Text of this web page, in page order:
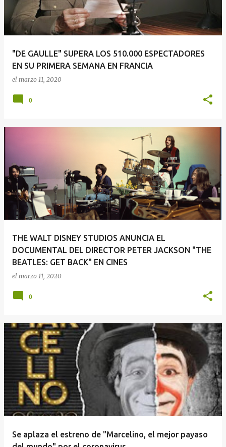
"DE GAULLE" SUPERA LOS 510.000 ESPECTADORES
EN SU PRIMERA SEMANA EN FRANCIA
el marzo 11, 2020
0
THE WALT DISNEY STUDIOS ANUNCIA EL
DOCUMENTAL DEL DIRECTOR PETER JACKSON "THE
BEATLES: GET BACK" EN CINES
el marzo 11, 2020
0
Se aplaza el estreno de "Marcelino, el mejor payaso